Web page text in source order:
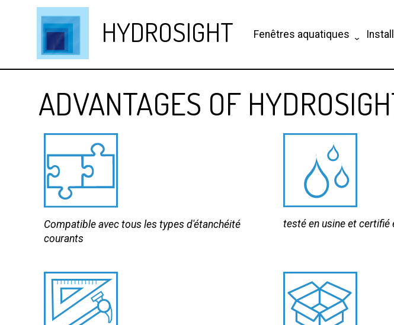
HYDROSIGHT Fenêtres aquatiques
ADVANTAGES OF
Compatible avec tous les types d'étanchéité
courants
testé en usine et certifié